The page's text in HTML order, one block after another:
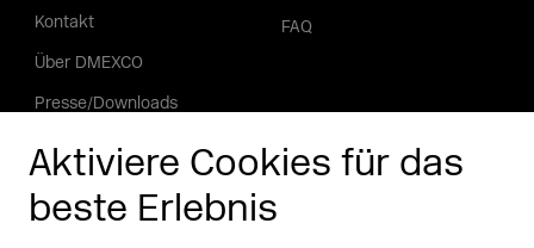
Aktiviere Cookies für das
beste Erlebnis
Kontakt
Über DMEXCO
Presse/Downloads
Phishing Alarm
FAQ
Partner